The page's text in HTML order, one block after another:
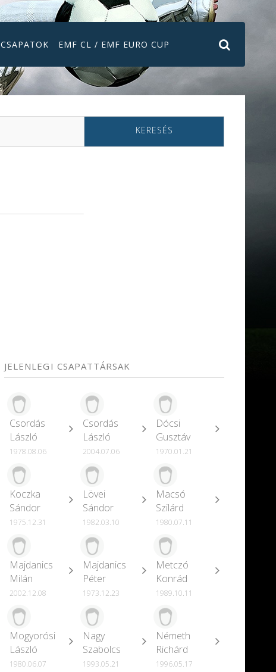
CSAPATOK EMF CL / EMF EURO CUP
KERESÉS
JELENLEGI CSAPATTÁRSAK
Csordás
László
1978.08.06
Csordás
László
2004.07.06
Dócsi
Gusztáv
1970.01.21
Koczka
Sándor
1975.12.31
Lövei
Sándor
1982.03.10
Macsó
Szilárd
1980.07.11
Majdanics
Milán
2002.12.08
Majdanics
Péter
1973.12.23
Metczó
Konrád
1989.10.11
Mogyorósi
László
1980.06.07
Nagy
Szabolcs
1993.05.21
Németh
Richárd
1996.05.17